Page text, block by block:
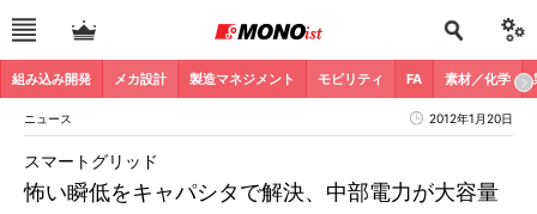
組み込み開発 メカ設計 製造マネジメント モビリティ FA 素材／化学
ニュース 2012年1月20日
怖い瞬低をキャパシタで解決、中部電力が大容量
スマートグリッド